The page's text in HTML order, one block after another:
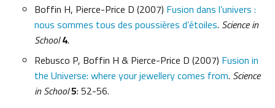
Boffin H, Pierce-Price D (2007) Fusion dans l’univers :
nous sommes tous des poussières d’étoiles. Science in
School 4.
Rebusco P, Boffin H & Pierce-Price D (2007) Fusion in
the Universe: where your jewellery comes from. Science
in School5: 52-56.